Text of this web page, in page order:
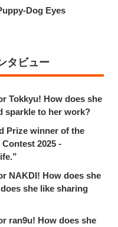
Dog Eyes
タビュー
Tokkyu! How does she
sparkle to her work?
Prize winner of the
2025 -
NAKDI! How does she
she like sharing
ran9u! How does she